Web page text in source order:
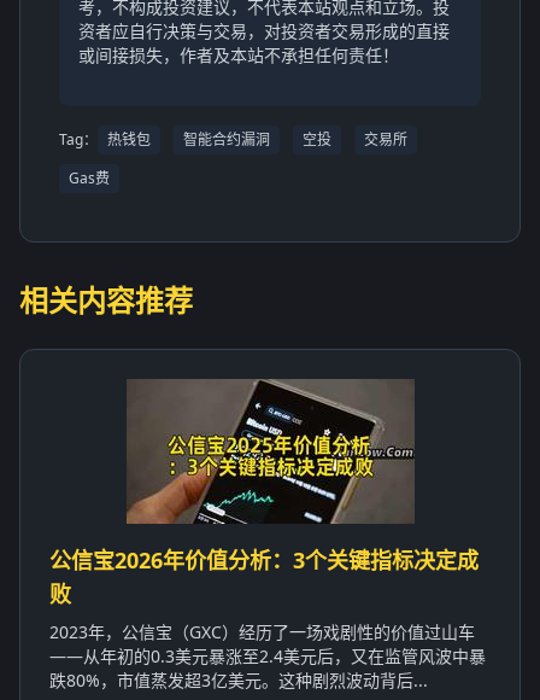
考，不构成投资建议，不代表本站观点和立场。投
资者应自行决策与交易，对投资者交易形成的直接
或间接损失，作者及本站不承担任何责任！
Tag： 热钱包 智能合约漏洞 空投
交易所
Gas费
相关内容推荐
公信宝2026年价值分析：3个关键指标决定成
败
2023年，公信宝（GXC）经历了一场戏剧性的价值过山车
——从年初的0.3美元暴涨至2.4美元后，又在监管风波中暴
跌80%，市值蒸发超3亿美元。这种剧烈波动背后...